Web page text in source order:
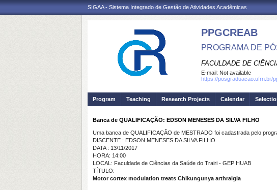
SIGAA - Sistema Integrado de Gestão de Atividades Acadêmicas
PPGCREAB
PROGRAMA DE
FACULDADE DE
E-mail: Not available
https://posgraduacao.ufrn.br/
Program Teaching Research Projects Calendar
Banca de QUALIFICAÇÃO: EDSON MENESES DA SILVA FILHO
Uma banca de QUALIFICAÇÃO de MESTRADO foi cadastrada pelo
DISCENTE : EDSON MENESES DA SILVA FILHO
DATA : 13/11/2017
HORA: 14:00
LOCAL: Faculdade de Ciências da Saúde do Trairi - GEP HUAB
TÍTULO:
Motor cortex modulation treats Chikungunya arthralgia